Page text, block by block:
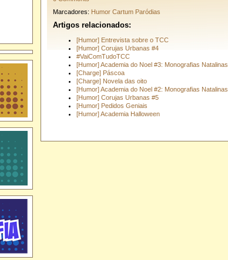
Marcadores: Humor Cartum Paródias
Artigos relacionados:
[Humor] Entrevista sobre o TCC
[Humor] Corujas Urbanas #4
#VaiComTudoTCC
[Humor] Academia do Noel #3: Monografias Natalinas
[Charge] Páscoa
[Charge] Novela das oito
[Humor] Academia do Noel #2: Monografias Natalinas
[Humor] Corujas Urbanas #5
[Humor] Pedidos Geniais
[Humor] Academia Halloween